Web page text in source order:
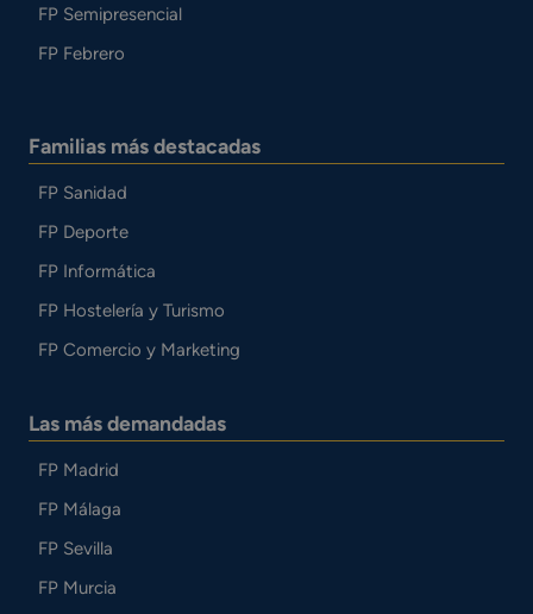
FP Semipresencial
FP Febrero
Familias más destacadas
FP Sanidad
FP Deporte
FP Informática
FP Hostelería y Turismo
FP Comercio y Marketing
Las más demandadas
FP Madrid
FP Málaga
FP Sevilla
FP Murcia